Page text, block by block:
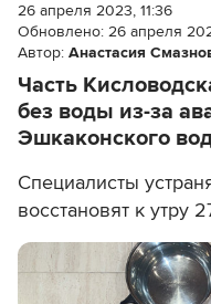
26 апреля 2023, 11:36
Обновлено: 26 апреля
Автор: Анастасия
Часть
без воды из-за
Эшкаконского
Специалисты
восстановят к утру